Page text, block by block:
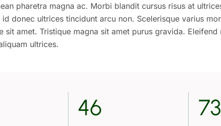
pharetra magna ac. Morbi blandit cursus risus at
donec ultrices tincidunt arcu non. Scelerisque varius
sit amet. Tristique magna sit amet purus gravida. Eleifend
ultrices.
46 73